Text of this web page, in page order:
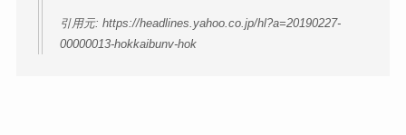
引用元: https://headlines.yahoo.co.jp/hl?a=20190227-
00000013-hokkaibunv-hok